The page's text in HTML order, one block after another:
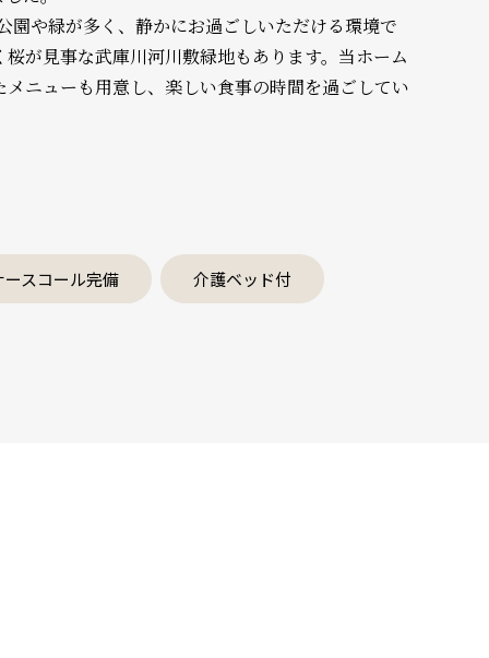
や緑が多く、静かにお過ごしいただける環境で
が見事な武庫川河川敷緑地もあります。当ホーム
ニューも用意し、楽しい食事の時間を過ごしてい
ースコール完備 介護ベッド付